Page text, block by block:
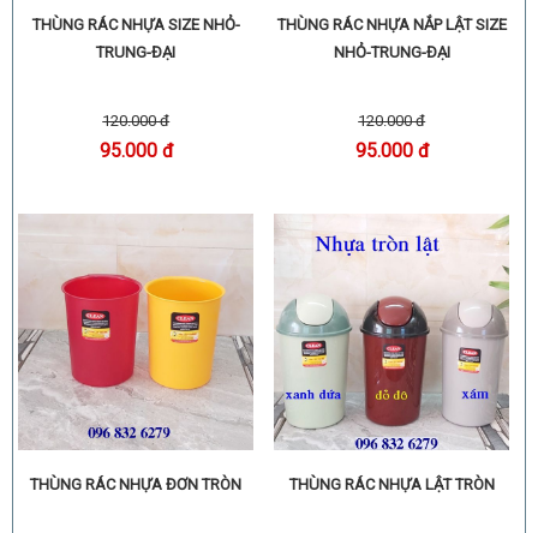
THÙNG RÁC NHỰA SIZE NHỎ-
TRUNG-ĐẠI
120.000 đ
95.000 đ
THÙNG RÁC NHỰA NẮP LẬT SIZE
NHỎ-TRUNG-ĐẠI
120.000 đ
95.000 đ
THÙNG RÁC NHỰA ĐƠN TRÒN THÙNG RÁC NHỰA LẬT TRÒN